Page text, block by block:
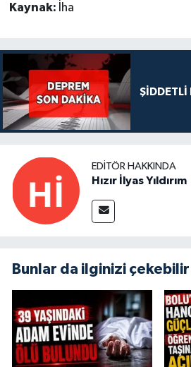
Kaynak: İha
ŞİDDETLİ
EDITÖR HAKKINDA
Hızır İlyas Yıldırım
Bunlar da ilginizi çekebilir